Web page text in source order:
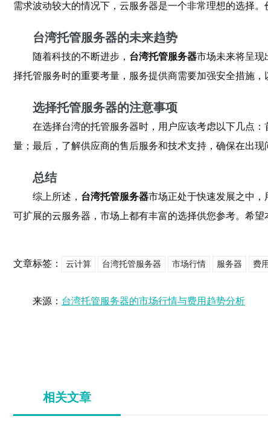
需求波动较大的情况下，云服务器是一个非常理想的选择
台湾托管服务器的未来趋势
随着科技的不断进步， 台湾托管服务器市场未来将呈现
择托管服务时的重要考量，服务提供商需要加强安全措施
选择托管服务器的注意事项
在选择台湾的托管服务器时，用户应该考虑以下几点
量；最后，了解供应商的售后服务和技术支持，确保在出现
总结
综上所述， 台湾托管服务器市场正处于快速发展之中
可扩展的云服务器，市场上都有丰富的选择供您参考。希
文章标签： 云计算 台湾托管服务器 市场行情 服务器 费
来源： 台湾托管服务器的市场行情与费用趋势分析
相关文章